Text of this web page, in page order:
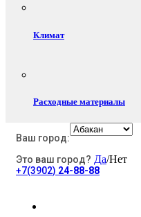
Климат
Расходные материалы
Электротовары
Ваш город:
Это ваш город? Да/Нет
+7(3902) 24-88-88